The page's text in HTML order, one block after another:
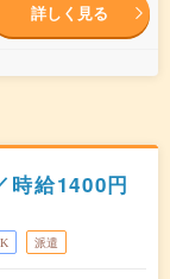
詳しく見る
時給1400円
派遣